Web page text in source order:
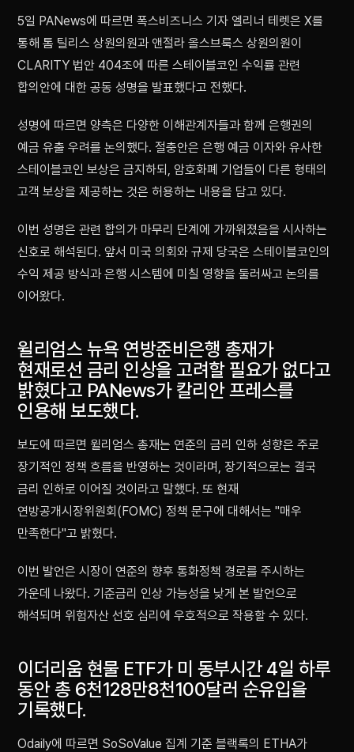
5일 PANews에 따르면 폭스비즈니스 기자 엘리너 테렛은 X를
통해 톰 틸리스 상원의원과 앤절라 올스브룩스 상원의원이
CLARITY 법안 404조에 따른 스테이블코인 수익률 관련
합의안에 대한 공동 성명을 발표했다고 전했다.
성명에 따르면 양측은 다양한 이해관계자들과 함께 은행권의
예금 유출 우려를 논의했다. 절충안은 은행 예금 이자와 유사한
스테이블코인 보상은 금지하되, 암호화폐 기업들이 다른 형태의
고객 보상을 제공하는 것은 허용하는 내용을 담고 있다.
이번 성명은 관련 합의가 마무리 단계에 가까워졌음을 시사하는
신호로 해석된다. 앞서 미국 의회와 규제 당국은 스테이블코인의
수익 제공 방식과 은행 시스템에 미칠 영향을 둘러싸고 논의를
이어왔다.
윌리엄스 뉴욕 연방준비은행 총재가
현재로선 금리 인상을 고려할 필요가 없다고
밝혔다고 PANews가 칼리안 프레스를
인용해 보도했다.
보도에 따르면 윌리엄스 총재는 연준의 금리 인하 성향은 주로
장기적인 정책 흐름을 반영하는 것이라며, 장기적으로는 결국
금리 인하로 이어질 것이라고 말했다. 또 현재
연방공개시장위원회(FOMC) 정책 문구에 대해서는 "매우
만족한다"고 밝혔다.
이번 발언은 시장이 연준의 향후 통화정책 경로를 주시하는
가운데 나왔다. 기준금리 인상 가능성을 낮게 본 발언으로
해석되며 위험자산 선호 심리에 우호적으로 작용할 수 있다.
이더리움 현물 ETF가 미 동부시간 4일 하루
동안 총 6천128만8천100달러 순유입을
기록했다.
Odaily에 따르면 SoSoValue 집계 기준 블랙록의 ETHA가